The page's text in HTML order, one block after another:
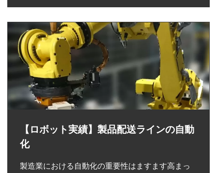
【ロボット実績】製品配送ラインの自動
化
製造業における自動化の重要性はますます高まっ